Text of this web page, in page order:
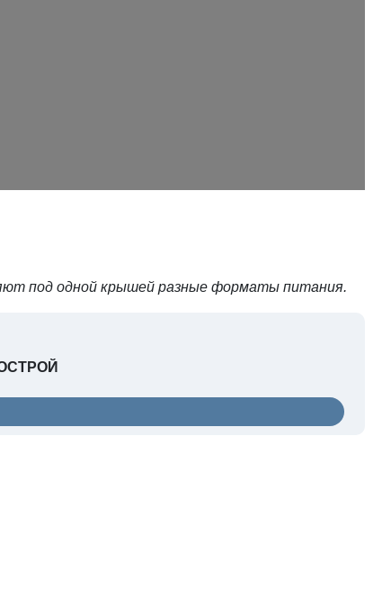
под одной крышей разные форматы питания.